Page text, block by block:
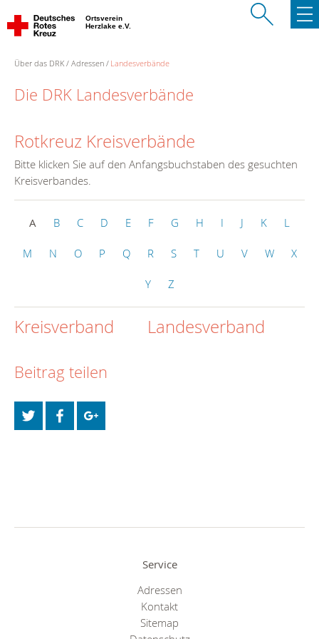
Ortsverein
Herzlake e.V.
Über das DRK Adressen Landesverbände
Die DRK Landesverbände
Rotkreuz Kreisverbände
Bitte klicken Sie auf den Anfangsbuchstaben des gesuchten
Kreisverbandes.
A B C D E F G H I J K L
M N O P Q R S T U V W X
Y Z
Kreisverband Landesverband
Beitrag teilen
Service
Adressen
Kontakt
Sitemap